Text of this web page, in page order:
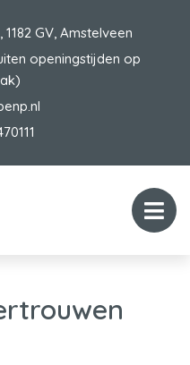
GV, Amstelveen
openingstijden op